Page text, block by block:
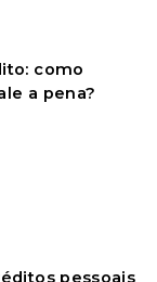
como
a pena?